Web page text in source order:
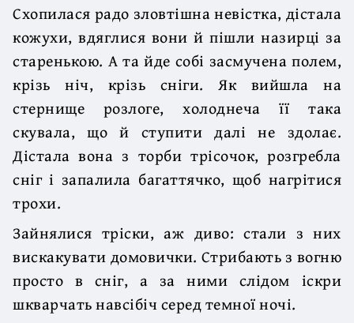
Схопилася радо зловтішна невістка, дістала
кожухи, вдяглися вони й пішли назирці за
старенькою. А та йде собі засмучена полем,
крізь ніч, крізь сніги. Як вийшла на
стернище розлоге, холоднеча її така
скувала, що й ступити далі не здолає.
Дістала вона з торби трісочок, розгребла
сніг і запалила багаттячко, щоб нагрітися
трохи.
Зайнялися тріски, аж диво: стали з них
вискакувати домовички. Стрибають з вогню
просто в сніг, а за ними слідом іскри
шкварчать навсібіч серед темної ночі.